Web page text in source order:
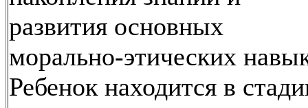
развития основных
морально-этических
Ребенок находится в